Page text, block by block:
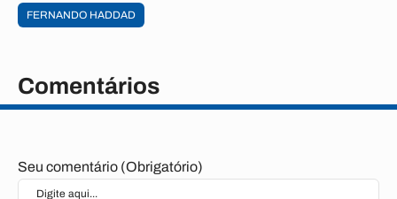
FERNANDO HADDAD
Comentários
Seu comentário (Obrigatório)